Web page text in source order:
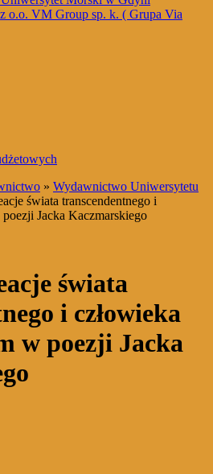
o.o. VM Group sp. k. ( Grupa Via
» Wydawnictwo Uniwersytetu
świata transcendentnego i
Jacka Kaczmarskiego
świata
i człowieka
w poezji Jacka